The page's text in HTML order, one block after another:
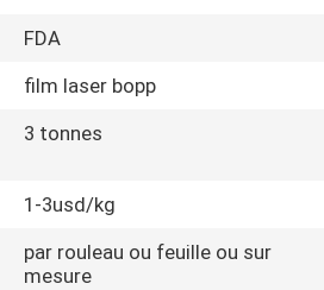
FDA
film laser bopp
3 tonnes
1-3usd/kg
par rouleau ou feuille ou sur
mesure